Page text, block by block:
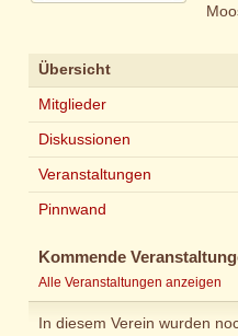
Übersicht
Mitglieder
Diskussionen
Veranstaltungen
Pinnwand
Kommende
Alle Veranstaltungen anzeigen
In diesem Verein wurden